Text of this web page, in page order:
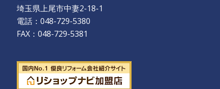
埼玉県上尾市中妻2-18-1
電話：048-729-5380
FAX：048-729-5381